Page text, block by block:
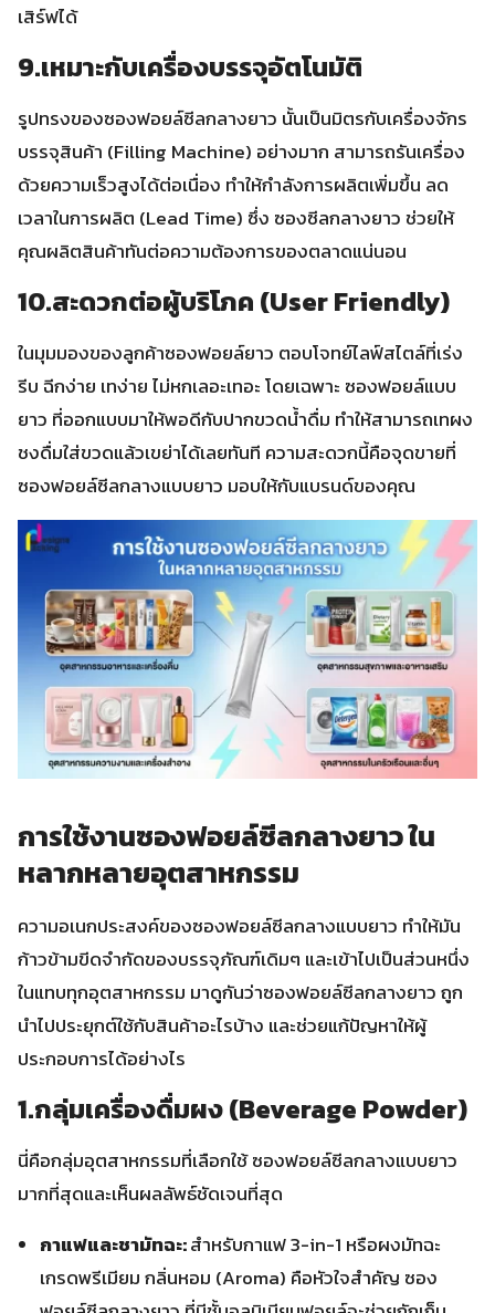
เสิร์ฟได้
9.เหมาะกับเครื่องบรรจุอัตโนมัติ
รูปทรงของซองฟอยล์ซีลกลางยาว นั้นเป็นมิตรกับเครื่องจักร
บรรจุสินค้า (Filling Machine) อย่างมาก สามารถรันเครื่อง
ด้วยความเร็วสูงได้ต่อเนื่อง ทำให้กำลังการผลิตเพิ่มขึ้น ลด
เวลาในการผลิต (Lead Time) ซึ่ง ซองซีลกลางยาว ช่วยให้
คุณผลิตสินค้าทันต่อความต้องการของตลาดแน่นอน
10.สะดวกต่อผู้บริโภค (User Friendly)
ในมุมมองของลูกค้าซองฟอยล์ยาว ตอบโจทย์ไลฟ์สไตล์ที่เร่ง
รีบ ฉีกง่าย เทง่าย ไม่หกเลอะเทอะ โดยเฉพาะ ซองฟอยล์แบบ
ยาว ที่ออกแบบมาให้พอดีกับปากขวดน้ำดื่ม ทำให้สามารถเทผง
ชงดื่มใส่ขวดแล้วเขย่าได้เลยทันที ความสะดวกนี้คือจุดขายที่
ซองฟอยล์ซีลกลางแบบยาว มอบให้กับแบรนด์ของคุณ
การใช้งานซองฟอยล์ซีลกลางยาว ใน
หลากหลายอุตสาหกรรม
ความอเนกประสงค์ของซองฟอยล์ซีลกลางแบบยาว ทำให้มัน
ก้าวข้ามขีดจำกัดของบรรจุภัณฑ์เดิมๆ และเข้าไปเป็นส่วนหนึ่ง
ในแทบทุกอุตสาหกรรม มาดูกันว่าซองฟอยล์ซีลกลางยาว ถูก
นำไปประยุกต์ใช้กับสินค้าอะไรบ้าง และช่วยแก้ปัญหาให้ผู้
ประกอบการได้อย่างไร
1.กลุ่มเครื่องดื่มผง (Beverage Powder)
นี่คือกลุ่มอุตสาหกรรมที่เลือกใช้ ซองฟอยล์ซีลกลางแบบยาว
มากที่สุดและเห็นผลลัพธ์ชัดเจนที่สุด
กาแฟและชามัทฉะ:สำหรับกาแฟ 3-in-1 หรือผงมัทฉะ
เกรดพรีเมียม กลิ่นหอม (Aroma) คือหัวใจสำคัญ ซอง